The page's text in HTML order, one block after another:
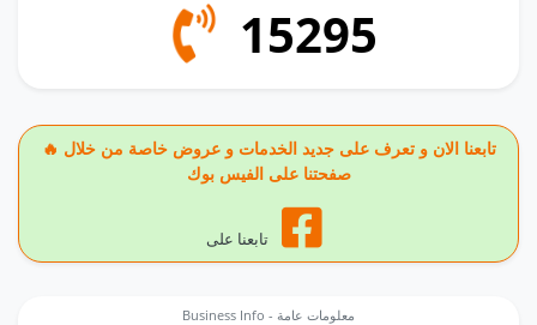
15295
🔥 تابعنا الان و تعرف على جديد الخدمات و عروض خاصة من خلال
صفحتنا على الفيس بوك
تابعنا على
Business Info - معلومات عامة